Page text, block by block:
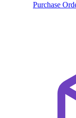
Purchase